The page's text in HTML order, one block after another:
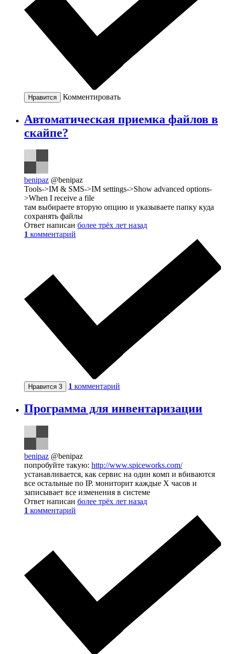
Нравится Комментировать
Автоматическая приемка файлов в
скайпе?
benipaz @benipaz
Tools->IM & SMS->IM settings->Show advanced options-
>When I receive a file
там выбираете вторую опцию и указываете папку куда
сохранять файлы
Ответ написан более трёх лет назад
1 комментарий
Нравится 3 1 комментарий
Программа для инвентаризации
benipaz @benipaz
попробуйте такую: http://www.spiceworks.com/
устанавливается, как сервис на один комп и вбиваются
все остальные по IP. мониторит каждые Х часов и
записывает все изменения в системе
Ответ написан более трёх лет назад
1 комментарий